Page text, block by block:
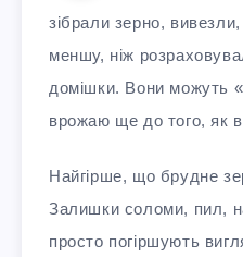
зібрали зерно,
меншу, ніж
домішки. Вони можуть
врожаю ще до того, як
Найгірше, що брудне
Залишки соломи, пил,
просто погіршують